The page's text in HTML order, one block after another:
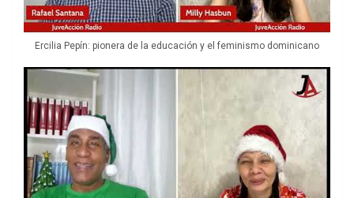
Ercilia Pepín: pionera de la educación y el feminismo dominicano